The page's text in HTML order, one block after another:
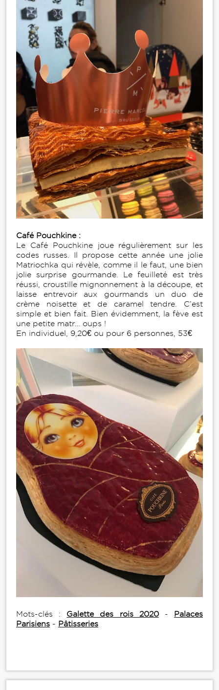
Café Pouchkine :
Le Café Pouchkine joue régulièrement sur les
codes russes. Il propose cette année une jolie
Matriochka qui révèle, comme il le faut, une bien
jolie surprise gourmande. Le feuilleté est très
réussi, croustille mignonnement à la découpe, et
laisse entrevoir aux gourmands un duo de
crème noisette et de caramel tendre. C’est
simple et bien fait. Bien évidemment, la fève est
une petite matr… oups !
En individuel, 9,20€ ou pour 6 personnes, 53€
Mots-clés : Galette des rois 2020- Palaces
Parisiens - Pâtisseries